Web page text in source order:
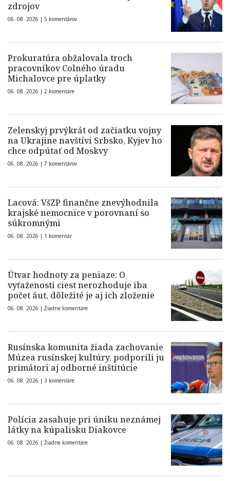
zdrojov
06. 08. 2026 | 5 komentárov
Prokuratúra obžalovala troch
pracovníkov Colného úradu
Michalovce pre úplatky
06. 08. 2026 | 2 komentáre
Zelenskyj prvýkrát od začiatku vojny
na Ukrajine navštívi Srbsko, Kyjev ho
chce odpútať od Moskvy
06. 08. 2026 | 7 komentárov
Lacová: VšZP finančne znevýhodnila
krajské nemocnice v porovnaní so
súkromnými
06. 08. 2026 | 1 komentár
Útvar hodnoty za peniaze: O
vyťaženosti ciest nerozhoduje iba
počet áut, dôležité je aj ich zloženie
06. 08. 2026 | Žiadne komentáre
Rusínska komunita žiada zachovanie
Múzea rusínskej kultúry, podporili ju
primátori aj odborné inštitúcie
06. 08. 2026 | 3 komentáre
Polícia zasahuje pri úniku neznámej
látky na kúpalisku Diakovce
06. 08. 2026 | Žiadne komentáre